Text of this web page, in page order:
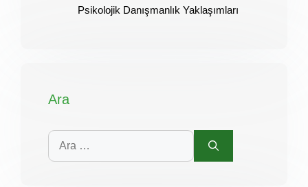
Psikolojik Danışmanlık Yaklaşımları
Ara
için
ara